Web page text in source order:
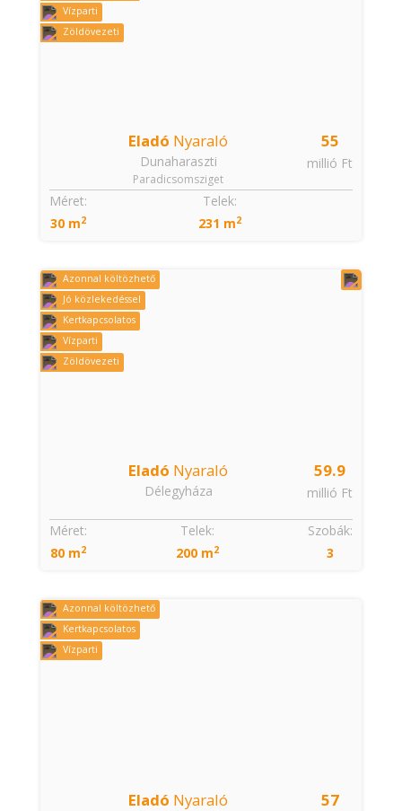
Vízparti
Zöldövezeti
55
millió Ft
Eladó Nyaraló
Dunaharaszti
Paradicsomsziget
Méret:
30 m2
Telek:
231 m2
Azonnal költözhető
Jó közlekedéssel
Kertkapcsolatos
Vízparti
Zöldövezeti
59.9
millió Ft
Eladó Nyaraló
Délegyháza
Szobák:
3
Méret:
80 m2
Telek:
200 m2
Azonnal költözhető
Kertkapcsolatos
Vízparti
57
Eladó Nyaraló